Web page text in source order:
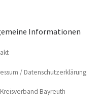
Informationen
/ Datenschutzerklärung
Kreis­ver­band Bayreuth